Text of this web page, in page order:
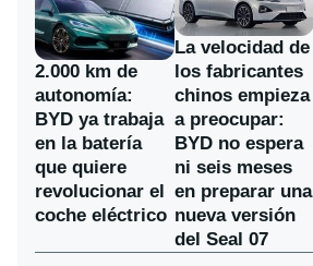
2.000 km de
autonomía:
BYD ya trabaja
en la batería
que quiere
revolucionar el
coche eléctrico
La velocidad de
los fabricantes
chinos empieza
a preocupar:
BYD no espera
ni seis meses
en preparar una
nueva versión
del Seal 07